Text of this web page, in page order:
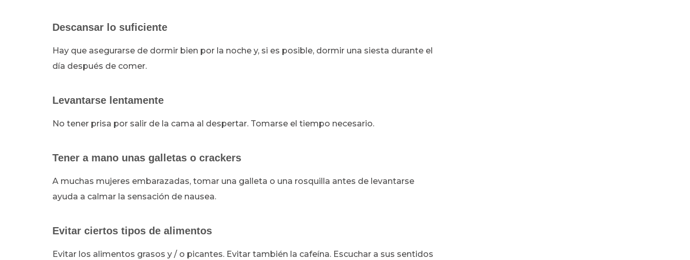
Descansar lo suficiente
Hay que asegurarse de dormir bien por la noche y, si es posible, dormir una siesta durante el
día después de comer.
Levantarse lentamente
No tener prisa por salir de la cama al despertar. Tomarse el tiempo necesario.
Tener a mano unas galletas o crackers
A muchas mujeres embarazadas, tomar una galleta o una rosquilla antes de levantarse
ayuda a calmar la sensación de nausea.
Evitar ciertos tipos de alimentos
Evitar los alimentos grasos y / o picantes. Evitar también la cafeína. Escuchar a sus sentidos